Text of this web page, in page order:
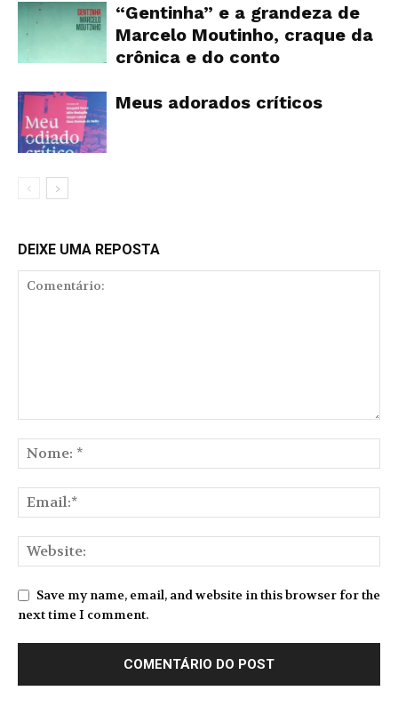
“Gentinha” e a grandeza de
Marcelo Moutinho, craque da
crônica e do conto
Meus adorados críticos
DEIXE UMA REPOSTA
Save my name, email, and website in this browser for the
next time I comment.